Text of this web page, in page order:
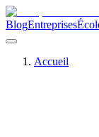
BlogEntreprises
Accueil